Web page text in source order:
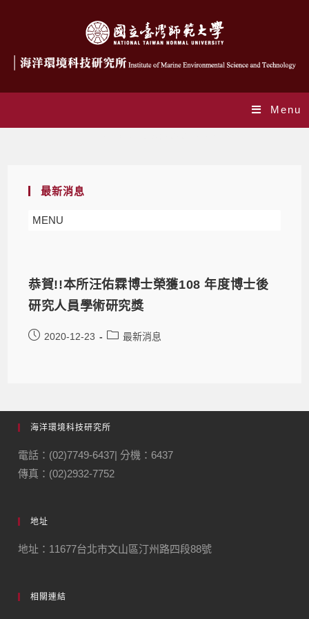
Menu
最新消息
MENU
恭賀!!本所汪佑霖博士榮獲108 年度博士後
研究人員學術研究獎
2020-12-23 最新消息
海洋環境科技研究所
電話：(02)7749-6437| 分機：6437
傳真：(02)2932-7752
地址
地址：11677台北市文山區汀州路四段88號
相關連結